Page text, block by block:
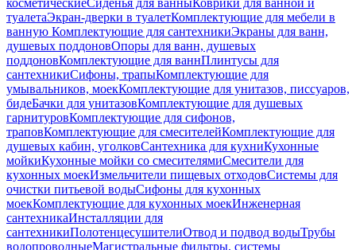
косметическиеСиденья для ванныКоврики для ванной и
туалетаЭкран-дверки в туалетКомплектующие для мебели в
ванную Комплектующие для сантехникиЭкраны для ванн,
душевых поддоновОпоры для ванн, душевых
поддоновКомплектующие для ваннПлинтусы для
сантехникиСифоны, трапыКомплектующие для
умывальников, моекКомплектующие для унитазов, писсуаров,
бидеБачки для унитазовКомплектующие для душевых
гарнитуровКомплектующие для сифонов,
траповКомплектующие для смесителейКомплектующие для
душевых кабин, уголковСантехника для кухниКухонные
мойкиКухонные мойки со смесителямиСмесители для
кухонных моекИзмельчители пищевых отходовСистемы для
очистки питьевой водыСифоны для кухонных
моекКомплектующие для кухонных моекИнженерная
сантехникаИнсталляции для
сантехникиПолотенцесушителиОтвод и подвод водыТрубы
водопроводныеМагистральные фильтры, системы